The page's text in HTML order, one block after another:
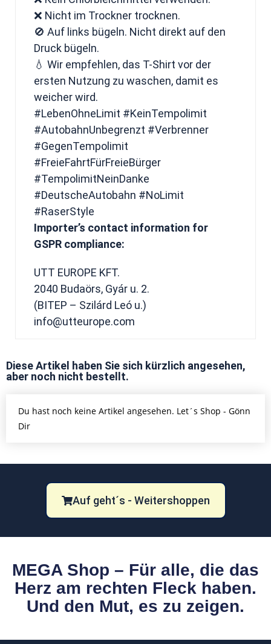
❌ Nicht im Trockner trocknen.
🚫 Auf links bügeln. Nicht direkt auf den
Druck bügeln.
💧 Wir empfehlen, das T-Shirt vor der
ersten Nutzung zu waschen, damit es
weicher wird.
#LebenOhneLimit #KeinTempolimit
#AutobahnUnbegrenzt #Verbrenner
#GegenTempolimit
#FreieFahrtFürFreieBürger
#TempolimitNeinDanke
#DeutscheAutobahn #NoLimit
#RaserStyle
Importer’s contact information for
GSPR compliance:
UTT EUROPE KFT.
2040 Budaörs, Gyár u. 2.
(BITEP – Szilárd Leó u.)
info@utteurope.com
Diese Artikel haben Sie sich kürzlich angesehen,
aber noch nicht bestellt.
Du hast noch keine Artikel angesehen. Let´s Shop - Gönn
Dir
Auf geht´s - Weitershoppen
MEGA Shop – Für alle, die das
Herz am rechten Fleck haben.
Und den Mut, es zu zeigen.